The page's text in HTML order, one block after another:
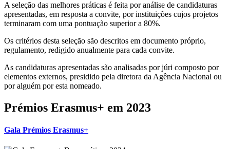
A seleção das melhores práticas é feita por análise de candidaturas
apresentadas, em resposta a convite, por instituições cujos projetos
terminaram com uma pontuação superior a 80%.
Os critérios desta seleção são descritos em documento próprio,
regulamento, redigido anualmente para cada convite.
As candidaturas apresentadas são analisadas por júri composto por
elementos externos, presidido pela diretora da Agência Nacional ou
por alguém por esta nomeado.
Prémios Erasmus+ em 2023
Gala Prémios Erasmus+